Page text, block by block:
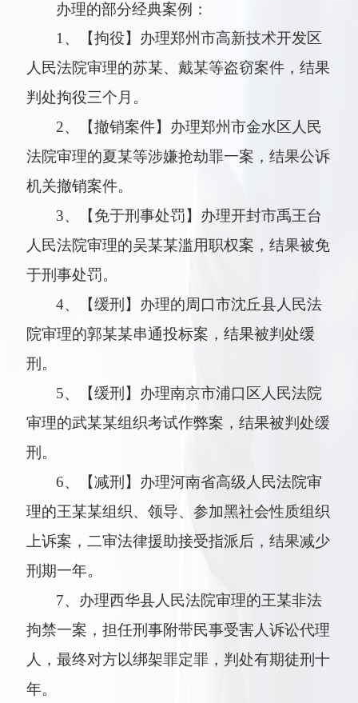
办理的部分经典案例：
1、【拘役】办理郑州市高新技术开发区
人民法院审理的苏某、戴某等盗窃案件，结果
判处拘役三个月。
2、【撤销案件】办理郑州市金水区人民
法院审理的夏某等涉嫌抢劫罪一案，结果公诉
机关撤销案件。
3、【免于刑事处罚】办理开封市禹王台
人民法院审理的吴某某滥用职权案，结果被免
于刑事处罚。
4、【缓刑】办理的周口市沈丘县人民法
院审理的郭某某串通投标案，结果被判处缓
刑。
5、【缓刑】办理南京市浦口区人民法院
审理的武某某组织考试作弊案，结果被判处缓
刑。
6、【减刑】办理河南省高级人民法院审
理的王某某组织、领导、参加黑社会性质组织
上诉案，二审法律援助接受指派后，结果减少
刑期一年。
7、办理西华县人民法院审理的王某非法
拘禁一案，担任刑事附带民事受害人诉讼代理
人，最终对方以绑架罪定罪，判处有期徒刑十
年。